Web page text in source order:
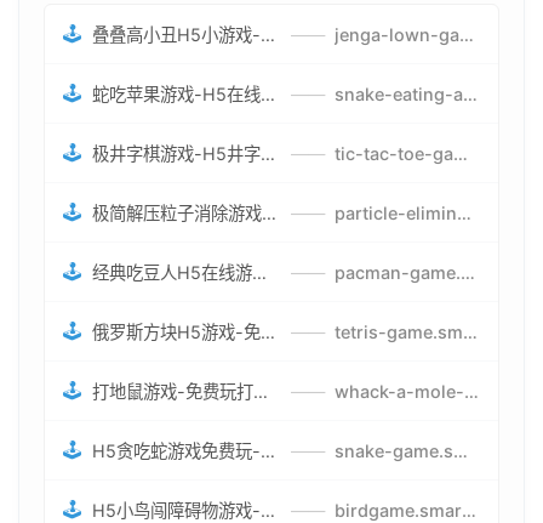
🕹️ 叠叠高小丑H5小游戏-刺激游戏叠叠高小丑竞技赛-网页在线叠叠高小丑闯关游戏 —— jenga-lown-game.smartwatchmanufacturer.cn
🕹️ 蛇吃苹果游戏-H5在线蛇吃苹果网页游戏-有趣休闲游戏 —— snake-eating-apple-game.smartwatchmanufacturer.cn
🕹️ 极井字棋游戏-H5井字棋免费游戏-在线闯关变身超人打怪兽井字棋游戏 —— tic-tac-toe-game.smartwatchmanufacturer.cn
🕹️ 极简解压粒子消除游戏-免费H5粒子消除在线游戏 —— particle-elimination-game.smartwatchmanufacturer.cn
🕹️ 经典吃豆人H5在线游戏-5关挑战BOSS机枪决战版吃豆人怪兽游戏 —— pacman-game.smartwatchmanufacturer.cn
🕹️ 俄罗斯方块H5游戏-免费获取俄罗斯方块攻略-俄罗斯方块怪兽游戏策略 —— tetris-game.smartwatchmanufacturer.cn
🕹️ 打地鼠游戏-免费玩打地鼠H5网页游戏-打地鼠游戏官网 —— whack-a-mole-game.smartwatchmanufacturer.cn
🕹️ H5贪吃蛇游戏免费玩-最好的网页在线贪吃蛇游戏-贪吃蛇H5游戏攻略 —— snake-game.smartwatchmanufacturer.cn
🕹️ H5小鸟闯障碍物游戏-网页在线游戏小鸟闯关 —— birdgame.smartwatchmanufacturer.cn